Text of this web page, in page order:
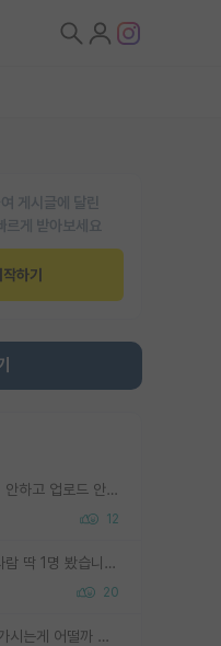
게시글에 달린
르게 받아보세요
하기
그냥 랩실 홈페이지 관리 안하고 업로드 안한거 아님?
12
서성한 박사로 교수 된 사람 딱 1명 봤습니다. 근데 지방대 박사로 교수된 거는 기적이 일어나야되요. 서성한 학부부터여도 빡센게 교수임용일텐데 지방대박사로 무슨 교수가 되나요...... 중소기업/중견기업 팀장급/연구소장급이나 될거 같네요.
20
옮기시려면 미국박사로 가시는게 어떨까 싶네요. 교수가 꿈이면 미국박사 하고 미국교수 까지 같이 노리시는게 기회가 많지 않을까요?